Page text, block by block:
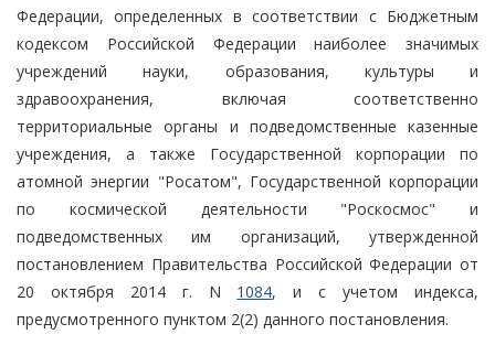
Федерации, определенных в соответствии с Бюджетным
кодексом Российской Федерации наиболее значимых
учреждений науки, образования, культуры и
здравоохранения, включая соответственно
территориальные органы и подведомственные казенные
учреждения, а также Государственной корпорации по
атомной энергии "Росатом", Государственной корпорации
по космической деятельности "Роскосмос" и
подведомственных им организаций, утвержденной
постановлением Правительства Российской Федерации от
20 октября 2014 г. N 1084, и с учетом индекса,
предусмотренного пунктом 2(2) данного постановления.